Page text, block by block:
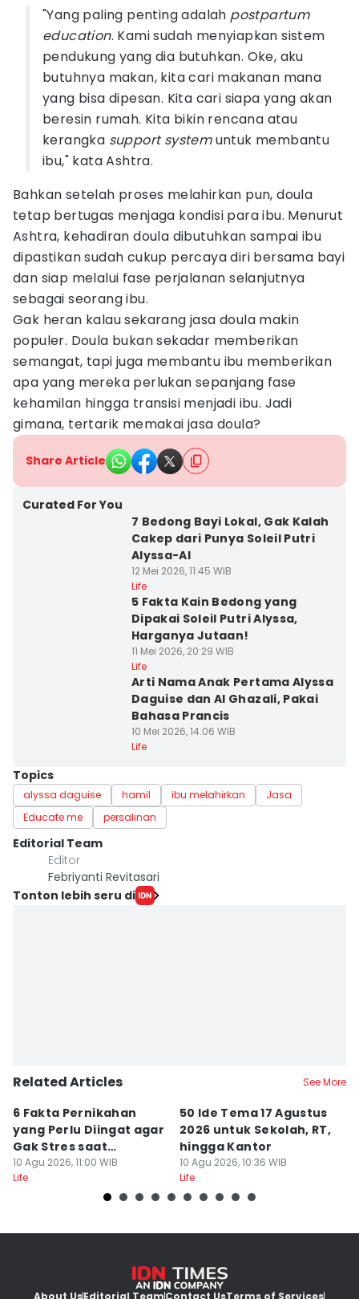
"Yang paling penting adalah postpartum
education. Kami sudah menyiapkan sistem
pendukung yang dia butuhkan. Oke, aku
butuhnya makan, kita cari makanan mana
yang bisa dipesan. Kita cari siapa yang akan
beresin rumah. Kita bikin rencana atau
kerangka support systemuntuk membantu
ibu," kata Ashtra.
Bahkan setelah proses melahirkan pun, doula
tetap bertugas menjaga kondisi para ibu. Menurut
Ashtra, kehadiran doula dibutuhkan sampai ibu
dipastikan sudah cukup percaya diri bersama bayi
dan siap melalui fase perjalanan selanjutnya
sebagai seorang ibu.
Gak heran kalau sekarang jasa doula makin
populer. Doula bukan sekadar memberikan
semangat, tapi juga membantu ibu memberikan
apa yang mereka perlukan sepanjang fase
kehamilan hingga transisi menjadi ibu. Jadi
gimana, tertarik memakai jasa doula?
Share Article
Curated For You
7 Bedong Bayi Lokal, Gak Kalah
Cakep dari Punya Soleil Putri
Alyssa-Al
12 Mei 2026, 11:45 WIB
Life
5 Fakta Kain Bedong yang
Dipakai Soleil Putri Alyssa,
Harganya Jutaan!
11 Mei 2026, 20:29 WIB
Life
Arti Nama Anak Pertama Alyssa
Daguise dan Al Ghazali, Pakai
Bahasa Prancis
10 Mei 2026, 14:06 WIB
Life
Topics
alyssa daguise hamil ibu melahirkan
Jasa
Educate me
persalinan
Editorial Team
Editor
Febriyanti Revitasari
Tonton lebih seru di
Related Articles See More
6 Fakta Pernikahan
yang Perlu Diingat agar
Gak Stres saat
Persiapan
10 Agu 2026, 11:00 WIB
Life
50 Ide Tema 17 Agustus
2026 untuk Sekolah, RT,
hingga Kantor
10 Agu 2026, 10:36 WIB
Life
About UsEditorial TeamContact UsTerms of Services